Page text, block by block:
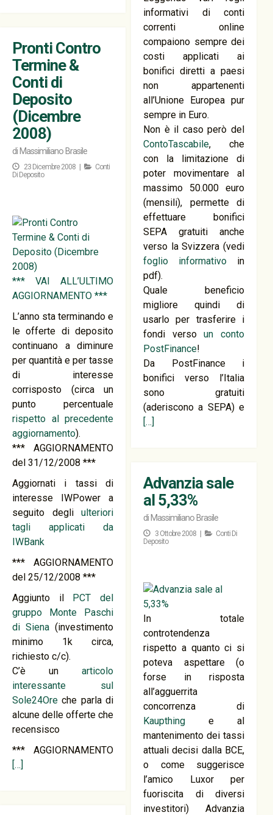
informativi di conti
correnti online
compaiono sempre dei
costi applicati ai
bonifici diretti a paesi
non appartenenti
all’Unione Europea pur
sempre in Euro.
Non è il caso però del
ContoTascabile, che
con la limitazione di
poter movimentare al
massimo 50.000 euro
(mensili), permette di
effettuare bonifici
SEPA gratuiti anche
verso la Svizzera (vedi
foglio informativo in
pdf).
Quale beneficio
migliore quindi di
usarlo per trasferire i
fondi versoun conto
PostFinance!
Da PostFinance i
bonifici verso l’Italia
sono gratuiti
(aderiscono a SEPA) e
[…]
Pronti Contro
Termine &
Conti di
Deposito
(Dicembre
2008)
di Massimiliano Brasile
23 Dicembre 2008 |
Conti
Di Deposito
*** VAI ALL’ULTIMO
AGGIORNAMENTO ***
L’anno sta terminando e
le offerte di deposito
continuano a diminure
per quantità e per tasse
di interesse
corrisposto (circa un
punto percentuale
rispetto al precedente
aggiornamento).
*** AGGIORNAMENTO
del 31/12/2008 ***
Aggiornati i tassi di
interesse IWPower a
seguito degliulteriori
tagli applicati da
IWBank
*** AGGIORNAMENTO
del 25/12/2008 ***
Aggiunto il PCT del
gruppo Monte Paschi
di Siena (investimento
minimo 1k circa,
richiesto c/c).
C’è unarticolo
interessante sul
Sole24Ore che parla di
alcune delle offerte che
recensisco
*** AGGIORNAMENTO
[…]
Advanzia sale
al 5,33%
di Massimiliano Brasile
3 Ottobre 2008 |
Conti Di
Deposito
In totale
controtendenza
rispetto a quanto ci si
poteva aspettare (o
forse in risposta
all’agguerrita
concorrenza di
Kaupthing e al
mantenimento dei tassi
attuali decisi dalla BCE,
o come suggerisce
l’amico Luxor per
fuoriscita di diversi
investitori) Advanzia